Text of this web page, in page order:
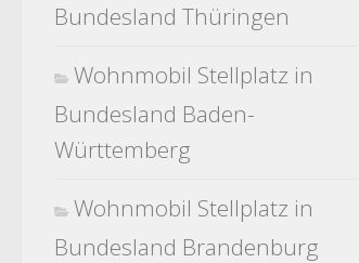
Bundesland Thüringen
Wohnmobil Stellplatz in
Bundesland Baden-
Württemberg
Wohnmobil Stellplatz in
Bundesland Brandenburg